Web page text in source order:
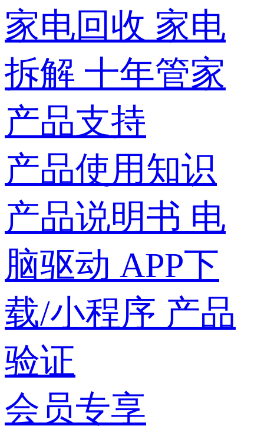
家电回收 家电
拆解 十年管家
产品支持
产品使用知识
产品说明书 电
脑驱动 APP下
载/小程序 产品
验证
会员专享